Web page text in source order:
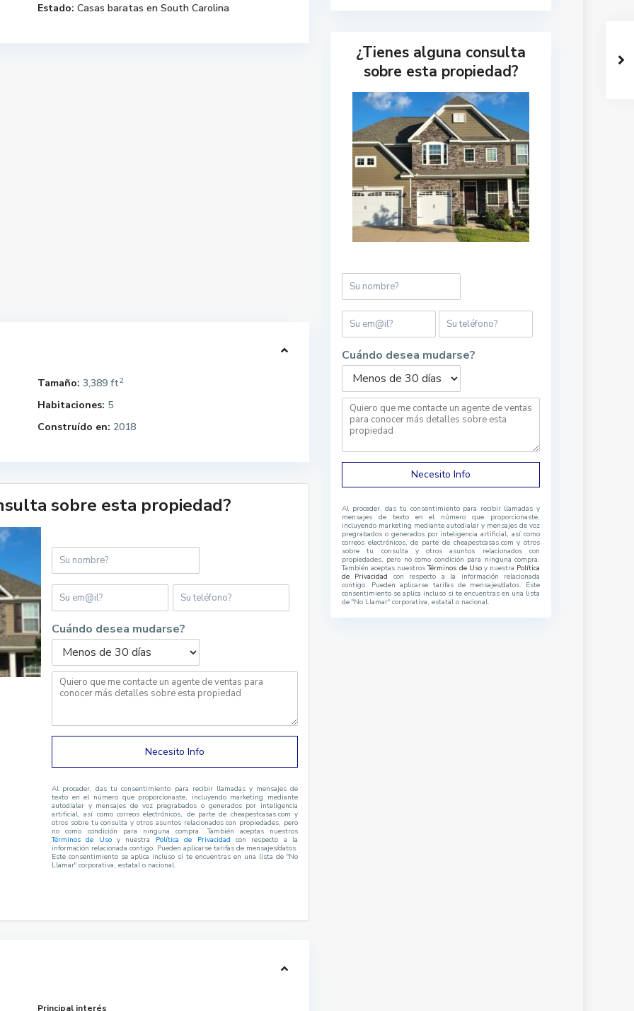
Estado: Casas baratas en South Carolina
Tamaño: 3,389 ft2
Habitaciones: 5
Construído en: 2018
sobre esta propiedad?
Cuándo desea mudarse?
Necesito Info
Al proceder, das tu consentimiento para recibir llamadas y mensajes de
texto en el número que proporcionaste, incluyendo marketing mediante
autodialer y mensajes de voz pregrabados o generados por inteligencia
artificial, así como correos electrónicos, de parte de cheapestcasas.com y
otros sobre tu consulta y otros asuntos relacionados con propiedades, pero
no como condición para ninguna compra. También aceptas nuestros
Términos de Usoy nuestra Política de Privacidad con respecto a la
información relacionada contigo. Pueden aplicarse tarifas de mensajes/datos.
Este consentimiento se aplica incluso si te encuentras en una lista de "No
Llamar" corporativa, estatal o nacional.
Principal interés
¿Tienes alguna consulta
sobre esta propiedad?
Cuándo desea mudarse?
Necesito Info
Al proceder, das tu consentimiento para recibir llamadas y
mensajes de texto en el número que proporcionaste,
incluyendo marketing mediante autodialer y mensajes de voz
pregrabados o generados por inteligencia artificial, así como
correos electrónicos, de parte de cheapestcasas.com y otros
sobre tu consulta y otros asuntos relacionados con
propiedades, pero no como condición para ninguna compra.
También aceptas nuestrosTérminos de Usoy nuestra Política
de Privacidad con respecto a la información relacionada
contigo. Pueden aplicarse tarifas de mensajes/datos. Este
consentimiento se aplica incluso si te encuentras en una lista
de "No Llamar" corporativa, estatal o nacional.